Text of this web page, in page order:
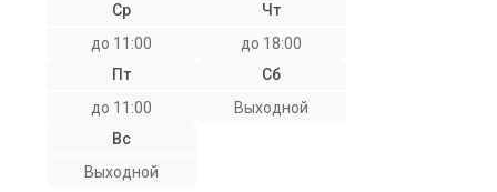
Ср
до 11:00
Чт
до 18:00
Пт
до 11:00
Сб
Выходной
Вс
Выходной